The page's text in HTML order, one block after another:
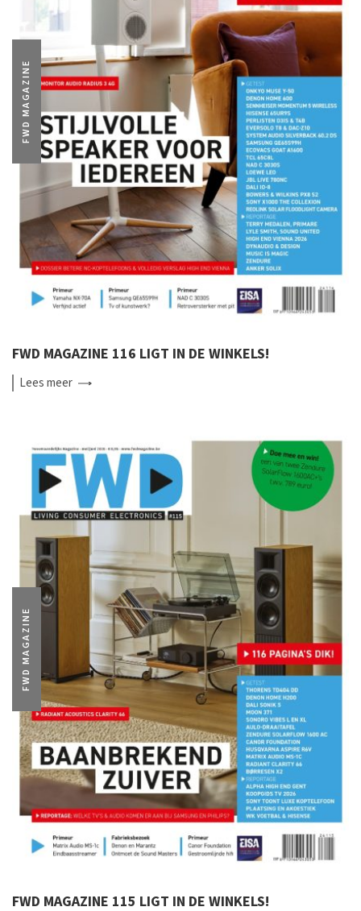
FWD MAGAZINE
FWD MAGAZINE 116 LIGT IN DE WINKELS!
Leesmeer
FWD MAGAZINE
FWD MAGAZINE 115 LIGT IN DE WINKELS!